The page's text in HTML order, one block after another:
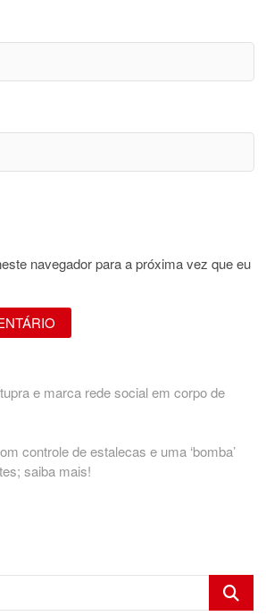
navegador para a próxima vez que eu
e marca rede social em corpo de
controle de estalecas e uma ‘bomba’
saiba mais!